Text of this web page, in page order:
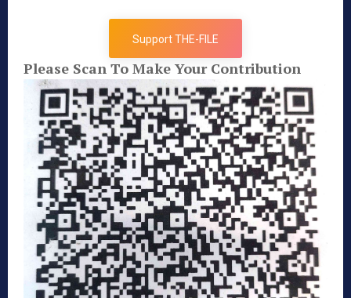
Support THE-FILE
Please Scan To Make Your Contribution